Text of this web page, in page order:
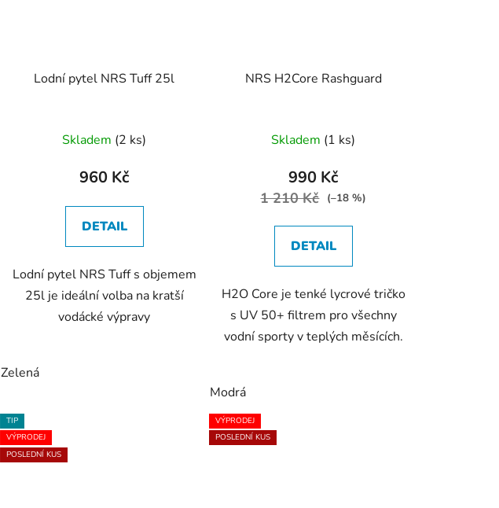
Lodní pytel NRS Tuff 25l
Skladem (2 ks)
960 Kč
DETAIL
Lodní pytel NRS Tuff s objemem
25l je ideální volba na kratší
vodácké výpravy
Zelená
NRS H2Core Rashguard
Skladem (1 ks)
990 Kč
1 210 Kč (–18 %)
DETAIL
H2O Core je tenké lycrové tričko
s UV 50+ filtrem pro všechny
vodní sporty v teplých měsících.
Modrá
TIP
VÝPRODEJ
POSLEDNÍ KUS
VÝPRODEJ
POSLEDNÍ KUS